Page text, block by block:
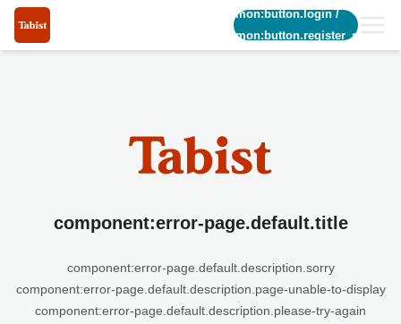
common:button.login/
common:button.register_short
component:error-page.default.title
component:error-page.default.description.sorry
component:error-page.default.description.page-unable-to-display
component:error-page.default.description.please-try-again